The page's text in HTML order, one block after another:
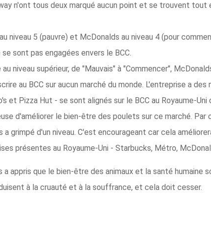
n'ont tous deux marqué aucun point et se trouvent tout
niveau 5 (pauvre) et McDonalds au niveau 4 (pour
sont pas engagées envers le BCC.
niveau supérieur, de "Mauvais" à "Commencer",
au BCC sur aucun marché du monde. L'entreprise a
et Pizza Hut - se sont alignés sur le BCC au Royaume-
d'améliorer le bien-être des poulets sur ce marché.
a grimpé d'un niveau. C'est encourageant car cela
présentes au Royaume-Uni - Starbucks, Métro,
a appris que le bien-être des animaux et la santé
à la cruauté et à la souffrance, et cela doit cesser.